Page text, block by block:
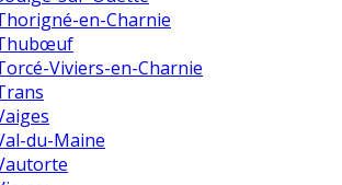
en-Charnie
Viviers-en-Charnie
du-Maine